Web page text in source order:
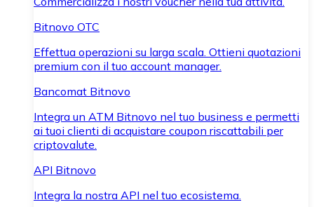
Bitnovo OTC
Effettua operazioni su larga scala. Ottieni quotazioni
premium con il tuo account manager.
Bancomat Bitnovo
Integra un ATM Bitnovo nel tuo business e permetti
ai tuoi clienti di acquistare coupon riscattabili per
criptovalute.
API Bitnovo
Integra la nostra API nel tuo ecosistema.